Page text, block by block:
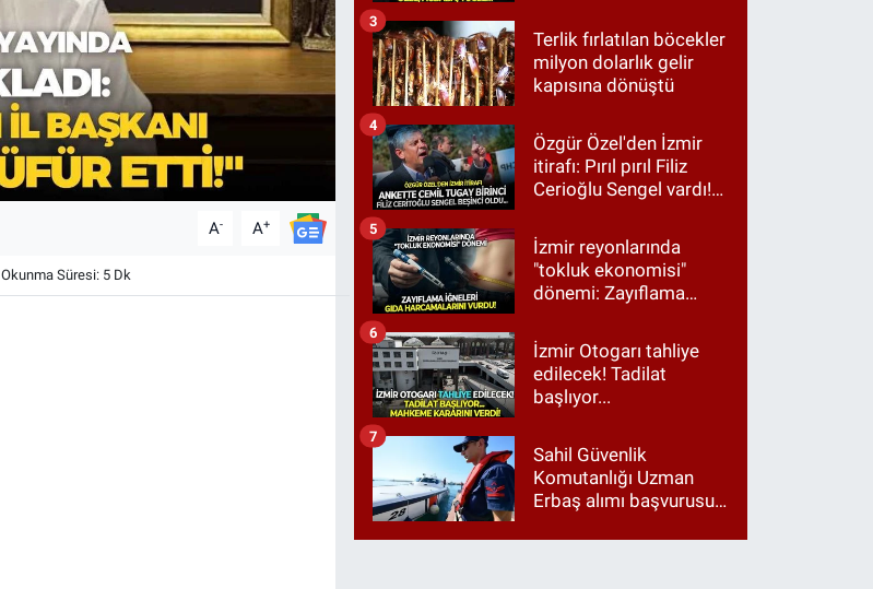
A- A+
Okunma Süresi: 5 Dk
Terlik fırlatılan böcekler
milyon dolarlık gelir
kapısına dönüştü
3
Özgür Özel'den İzmir
itirafı: Pırıl pırıl Filiz
Cerioğlu Sengel vardı!
Tugay birinci çıktı
4
İzmir reyonlarında
"tokluk ekonomisi"
dönemi: Zayıflama
harcamalarını vurdu!
5
İzmir Otogarı tahliye
edilecek! Tadilat
başlıyor...
6
Sahil Güvenlik
Komutanlığı Uzman
Erbaş alımı başvurusu
başvuru şartları neler?
7